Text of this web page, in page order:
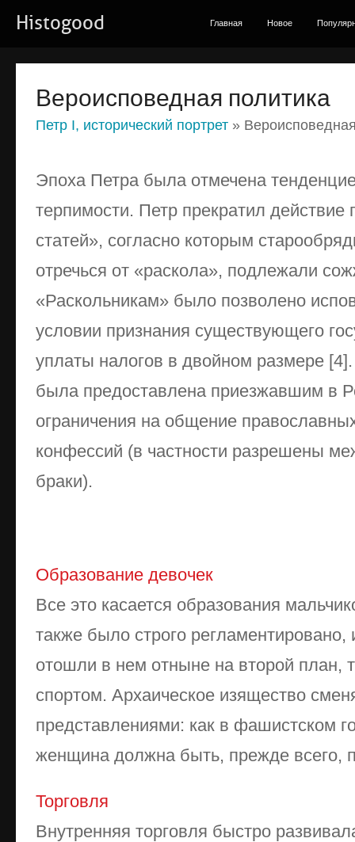
Histogood Главная Новое
Вероисповедная политика
Петр I, исторический портрет »
Эпоха Петра была отмечена
терпимости. Петр прекратил
статей», согласно которым
отречься от «раскола», подлежали
«Раскольникам» было позволено
условии признания существующего
уплаты налогов в двойном размере
была предоставлена приезжавшим в
ограничения на общение
конфессий (в частности разрешены
браки).
Образование девочек
Все это касается образования
также было строго
отошли в нем отныне на второй план,
спортом. Архаическое изящество
представлениями: как в фашистском
женщина должна быть, прежде всего,
Торговля
Внутренняя торговля быстро